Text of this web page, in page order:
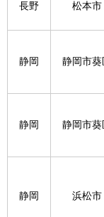
長野 松本市
静岡 静岡市葵
静岡 静岡市葵
静岡 浜松市